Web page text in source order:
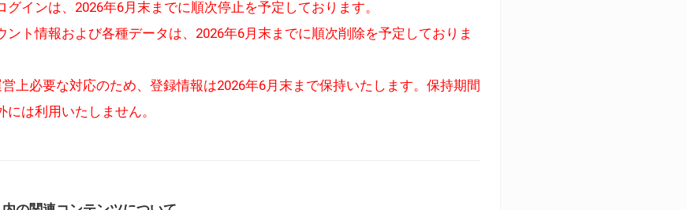
インは、2026年6月末までに順次停止を予定しております。
ント情報および各種データは、2026年6月末までに順次削除を予定しておりま
上必要な対応のため、登録情報は2026年6月末まで保持いたします。保持期間
は利用いたしません。